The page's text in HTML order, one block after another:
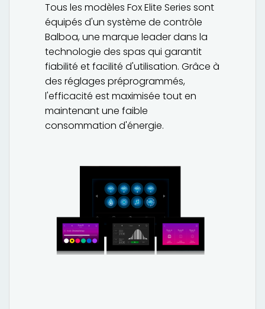
Tous les modèles Fox Elite Series sont
équipés d'un système de contrôle
Balboa, une marque leader dans la
technologie des spas qui garantit
fiabilité et facilité d'utilisation. Grâce à
des réglages préprogrammés,
l'efficacité est maximisée tout en
maintenant une faible
consommation d'énergie.